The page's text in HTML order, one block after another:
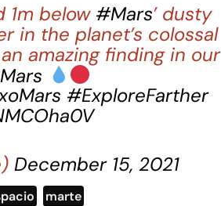
1m below #Mars’ dusty
in the planet’s colossal
amazing finding in our
#ExploreFarther
December 15, 2021
marte